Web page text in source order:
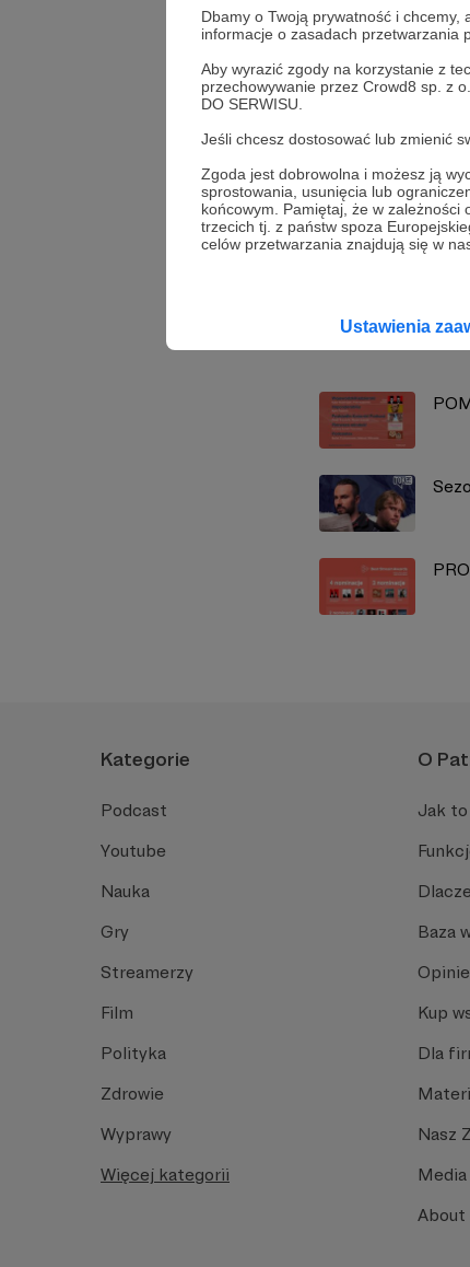
Dbamy o Twoją prywatność i chcemy,
informacje o zasadach przetwarzania
Aby wyrazić zgody na korzystanie z
przechowywanie przez Crowd8 sp. z
DO SERWISU.
Jeśli chcesz dostosować lub zmienić
Zgoda jest dobrowolna i możesz ją
sprostowania, usunięcia lub
końcowym. Pamiętaj, że w zależności
trzecich tj. z państw spoza
celów przetwarzania znajdują się w
Ustawienia
Zobacz
Kategorie
Podcast
Youtube
Nauka
Gry
Streamerzy
Film
Polityka
Zdrowie
Wyprawy
Więcej kategorii
O
Jak to
Baza
Kup
Dla
Nasz
Media
About